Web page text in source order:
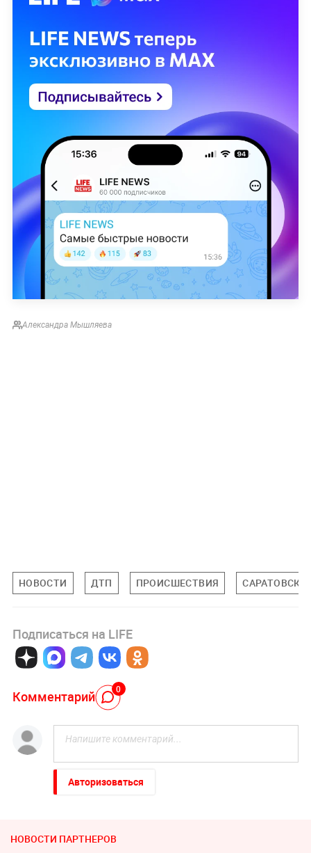
Александра Мышляева
НОВОСТИ ДТП ПРОИСШЕСТВИЯ
Подписаться на LIFE
Комментарий 0
Авторизоваться
НОВОСТИ ПАРТНЕРОВ